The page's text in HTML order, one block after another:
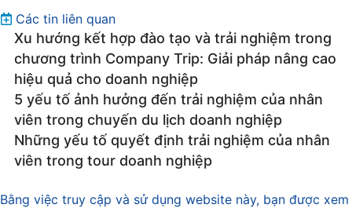
Các tin liên quan
Xu hướng kết hợp đào tạo và trải nghiệm trong
chương trình Company Trip: Giải pháp nâng cao
hiệu quả cho doanh nghiệp
5 yếu tố ảnh hưởng đến trải nghiệm của nhân
viên trong chuyến du lịch doanh nghiệp
Những yếu tố quyết định trải nghiệm của nhân
viên trong tour doanh nghiệp
Bằng việc truy cập và sử dụng website này, bạn được xem